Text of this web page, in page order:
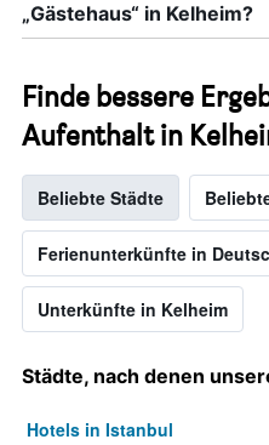
„Gästehaus“ in Kelheim?
Finde bessere
Aufenthalt in
Beliebte Städte
Ferienunterkünfte in
Unterkünfte in Kelheim
Städte, nach denen
Hotels in Istanbul